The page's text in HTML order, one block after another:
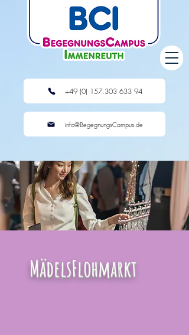
+49 (0) 157.303 633 94
info@BegegnungsCampus.de
MädelsFlohmarkt